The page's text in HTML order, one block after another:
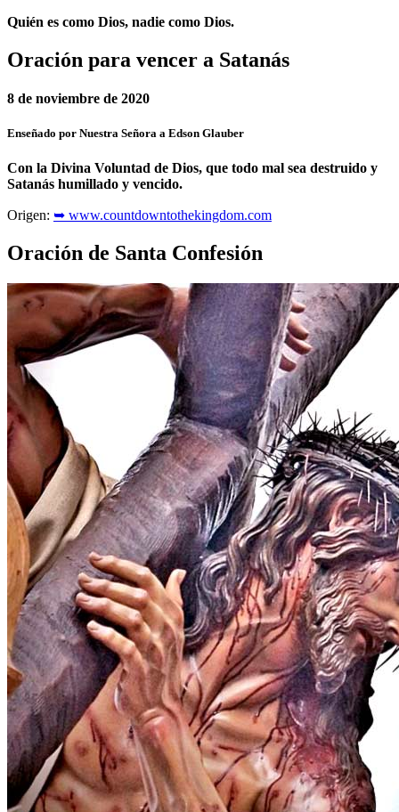
Quién es como Dios, nadie como Dios.
Oración para vencer a Satanás
8 de noviembre de 2020
Enseñado por Nuestra Señora a Edson Glauber
Con la Divina Voluntad de Dios, que todo mal sea destruido y
Satanás humillado y vencido.
Origen: ➥ www.countdowntothekingdom.com
Oración de Santa Confesión